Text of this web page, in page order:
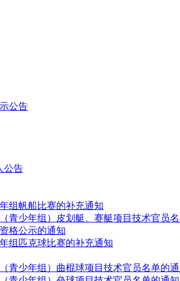
公告
公告
组帆船比赛的补充通知
青少年组）皮划艇、赛艇项目技术官员
格公示的通知
组匹克球比赛的补充通知
青少年组）曲棍球项目技术官员名单的